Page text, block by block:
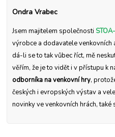
Ondra Vrabec
Jsem majitelem společnosti
výrobce a dodavatele venkovních
dá-li se to tak vůbec říct, mě
věřím, že je to vidět i v přístupu k
odborníka na venkovní hry,
českých i evropských výstav a
novinky ve venkovních hrách,